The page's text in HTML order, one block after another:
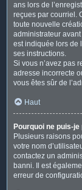
ans lors de
reçues par courriel.
toute nouvelle
administrateur
est indiquée lors de
ses instructions.
Si vous n’avez pas
adresse incorrecte
vous êtes sûr de
Haut
Pourquoi ne puis-
Plusieurs raisons
votre nom
contactez un
banni. Il est
erreur de